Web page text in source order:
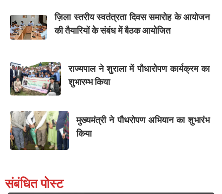
ज़िला स्तरीय स्वतंत्रता दिवस समारोह के आयोजन
की तैयारियों के संबंध में बैठक आयोजित
राज्यपाल ने शुराला में पौधारोपण कार्यक्रम का
शुभारम्भ किया
मुख्यमंत्री ने पौधरोपण अभियान का शुभारंभ
किया
संबंधित पोस्ट